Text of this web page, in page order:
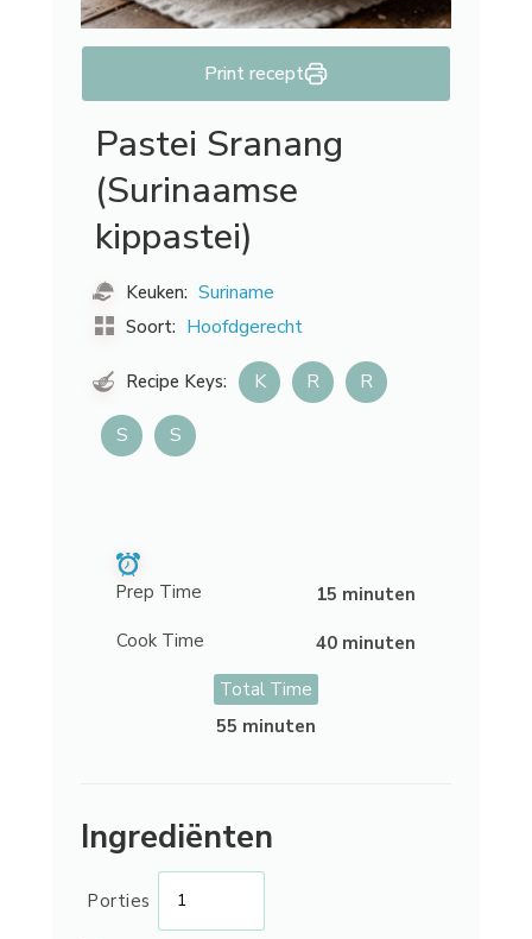
Print recept
Pastei Sranang
(Surinaamse
kippastei)
Keuken: Suriname
Soort: Hoofdgerecht
Recipe Keys: K R R
S S
Prep Time
15 minuten
Cook Time
40 minuten
Total Time
55 minuten
Ingrediënten
Porties